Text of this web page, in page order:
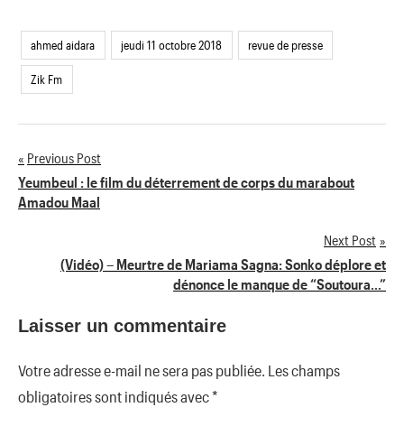
ahmed aidara jeudi 11 octobre 2018 revue de presse
Zik Fm
Navigation
de
Previous Post
Yeumbeul : le film du déterrement de corps du marabout
Amadou Maal
Next Post
(Vidéo) – Meurtre de Mariama Sagna: Sonko déplore et
dénonce le manque de “Soutoura…”
Laisser un commentaire
Votre adresse e-mail ne sera pas publiée. Les champs
obligatoires sont indiqués avec*